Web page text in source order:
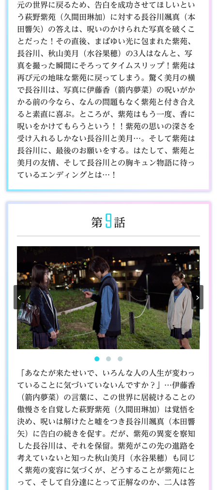
元の世界に戻るため、告白を成功させてほしいとい
う萩野紫苑（久間田琳加）に対する長谷川颯真（本
田響矢）の答えは、呪いのかけられた写真を破くこ
とだった！その直後、まばゆい光に包まれた紫苑、
長谷川、秋山美月（水谷果穂）の3人はなんと、写
真を撮った瞬間にそろってタイムスリップ！紫苑は
再び元の地味な紫苑に戻ってしまう。驚く美月の横
で長谷川は、写真に伊藤香（箭内夢菜）の呪いがか
かる前の今なら、なんの問題もなく紫苑と付き合え
ると素直に喜ぶ。ところが、紫苑はもう一度、香に
呪いをかけてもらうという！！紫苑の思いの深さを
受け入れるしかない長谷川と美月…。そして紫苑は
長谷川に、最後のお願いをする。はたして、紫苑と
美月の友情、そして長谷川との胸キュン物語に待っ
ているエンディングとは…！
第 9 話
‹ ›
「あなたが来たせいで、いろんな人の人生が変わっ
ていることに気づいていないんですか？」…伊藤香
（箭内夢菜）の言葉に、この世界に居続けることの
傲慢さを自覚した萩野紫苑（久間田琳加）は覚悟を
決め、呪いは解けたと嘘をつき長谷川颯真（本田響
矢）に告白の続きを促す。だが、紫苑の異変を察知
した長谷川は、それを保留。紫苑がこの先の進路を
考えていないと知った秋山美月（水谷果穂）も同じ
く紫苑の変容に気づくが、どうすることが紫苑にと
って、そして自分達にとって正解なのか、二人は答